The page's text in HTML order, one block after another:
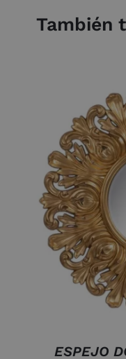
También
DETALLES
ESPEJO